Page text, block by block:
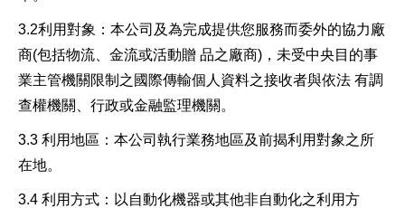
3.2利用對象：本公司及為完成提供您服務而委外的協力廠
商(包括物流、金流或活動贈 品之廠商)，未受中央目的事
業主管機關限制之國際傳輸個人資料之接收者與依法 有調
查權機關、行政或金融監理機關。
3.3 利用地區：本公司執行業務地區及前揭利用對象之所
在地。
3.4 利用方式：以自動化機器或其他非自動化之利用方